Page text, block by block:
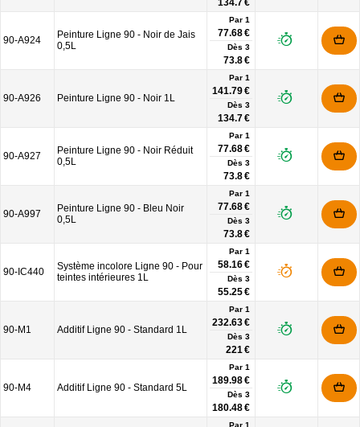
134.7 €
90-A924
Peinture Ligne 90 - Noir de Jais
0,5L
Par 1
77.68 €
Dès 3
73.8 €
90-A926 Peinture Ligne 90 - Noir 1L
Par 1
141.79 €
Dès 3
134.7 €
90-A927
Peinture Ligne 90 - Noir Réduit
0,5L
Par 1
77.68 €
Dès 3
73.8 €
90-A997
Peinture Ligne 90 - Bleu Noir
0,5L
Par 1
77.68 €
Dès 3
73.8 €
90-IC440
Système incolore Ligne 90 - Pour
teintes intérieures 1L
Par 1
58.16 €
Dès 3
55.25 €
90-M1 Additif Ligne 90 - Standard 1L
Par 1
232.63 €
Dès 3
221 €
90-M4 Additif Ligne 90 - Standard 5L
Par 1
189.98 €
Dès 3
180.48 €
Par 1